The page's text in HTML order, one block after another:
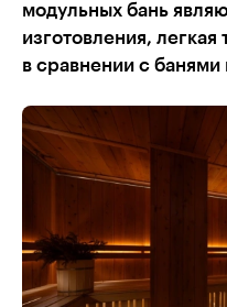
модульных бань
изготовления,
в сравнении с